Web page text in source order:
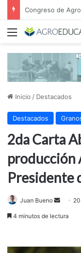
Menú
Inicio / Destacados
Destacados
2da Carta
producción
Presidente
Juan Bueno
Send
4 minutos de lectura